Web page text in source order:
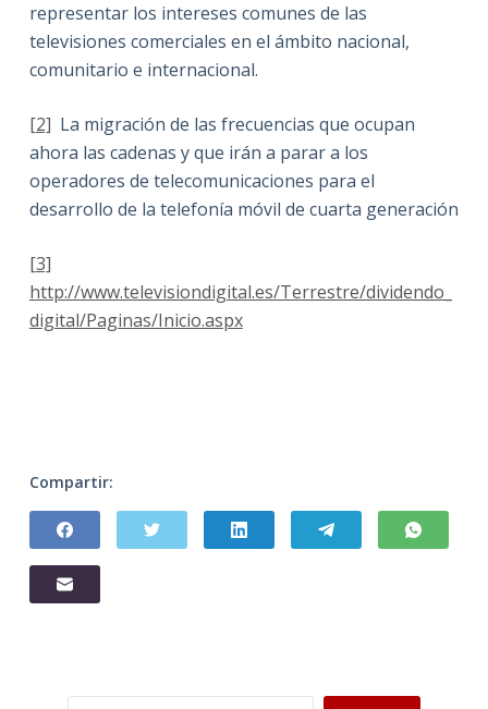
representar los intereses comunes de las
televisiones comerciales en el ámbito nacional,
comunitario e internacional.
[2] La migración de las frecuencias que ocupan
ahora las cadenas y que irán a parar a los
operadores de telecomunicaciones para el
desarrollo de la telefonía móvil de cuarta generación
[3]
http://www.televisiondigital.es/Terrestre/dividendo_
digital/Paginas/Inicio.aspx
Compartir: